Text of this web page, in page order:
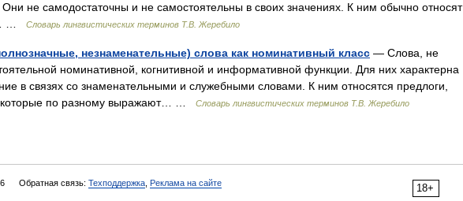
не самодостаточны и не самостоятельны в своих значениях. К ним обычно относят
…
Словарь лингвистических терминов Т.В. Жеребило
незнаменательные) слова как номинативный класс — Слова, не
номинативной, когнитивной и информативной функции. Для них характерна
в связях со знаменательными и служебными словами. К ним относятся предлоги,
которые по разному выражают… …
Словарь лингвистических терминов Т.В. Жеребило
18+
Обратная связь: Техподдержка Реклама на сайте